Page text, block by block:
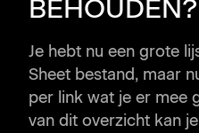
BEHOUDEN?
Je hebt nu een grote
Sheet bestand, maar
per link wat je er mee
van dit overzicht kan